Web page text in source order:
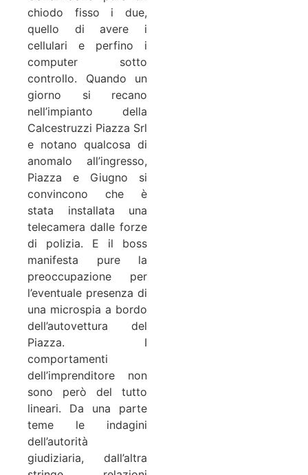
chiodo fisso i due,
quello di avere i
cellulari e perfino i
computer sotto
controllo. Quando un
giorno si recano
nell’impianto della
Calcestruzzi Piazza Srl
e notano qualcosa di
anomalo all’ingresso,
Piazza e Giugno si
convincono che è
stata installata una
telecamera dalle forze
di polizia. E il boss
manifesta pure la
preoccupazione per
l’eventuale presenza di
una microspia a bordo
dell’autovettura del
Piazza. I
comportamenti
dell’imprenditore non
sono però del tutto
lineari. Da una parte
teme le indagini
dell’autorità
giudiziaria, dall’altra